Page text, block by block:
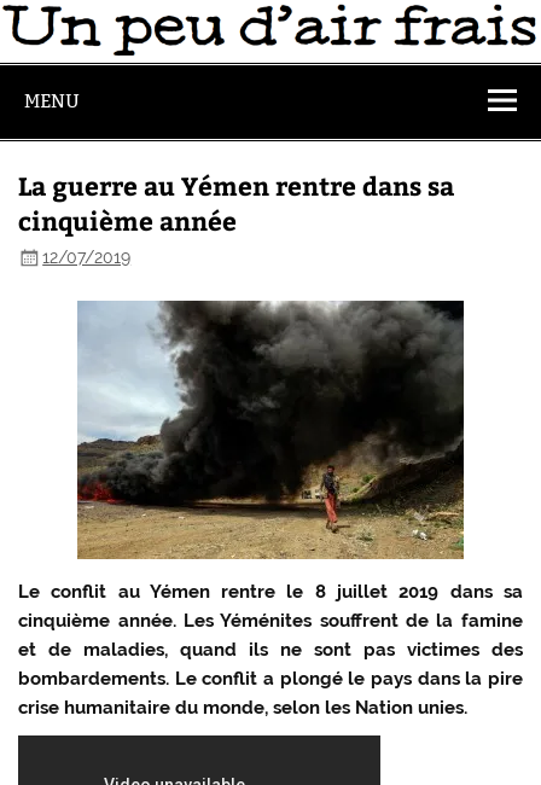
MENU
La guerre au Yémen rentre dans sa
cinquième année
12/07/2019
Le conflit au Yémen rentre le 8 juillet 2019 dans sa
cinquième année. Les Yéménites souffrent de la famine
et de maladies, quand ils ne sont pas victimes des
bombardements. Le conflit a plongé le pays dans la pire
crise humanitaire du monde, selon les Nation unies.